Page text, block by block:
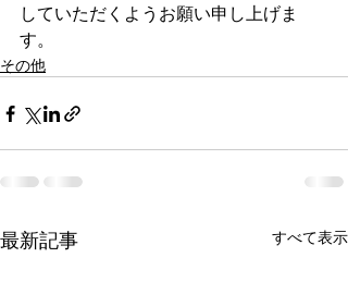
していただくようお願い申し上げま
す。
その他
最新記事 すべて表示